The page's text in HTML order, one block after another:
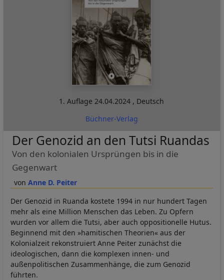
1. Auflage 24.04.2024 , Deutsch
Büchner-Verlag
Anne D. Peiter
Der Genozid an den Tutsi Ruandas
Von den kolonialen Ursprüngen bis in die
Gegenwart
Der Genozid in Ruanda kostete 1994 in nur hundert Tagen
mehr als eine Million Menschen das Leben. Zu Opfern
wurden vor allem die Tutsi, aber auch oppositionelle Hutus.
Beginnend mit den »hamitischen Theorien« aus der
Kolonialzeit rekonstruiert Anne Peiter zunächst die
ideologischen, dann die komplexen innen- und
außenpolitischen Zusammenhänge, die zum Genozid
führten.